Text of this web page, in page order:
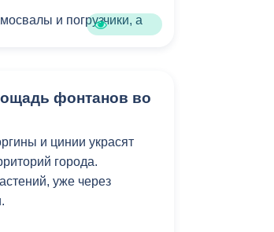
и погрузчики, а
проводилась в
фонтанов во
и цинии украсят
города.
уже через